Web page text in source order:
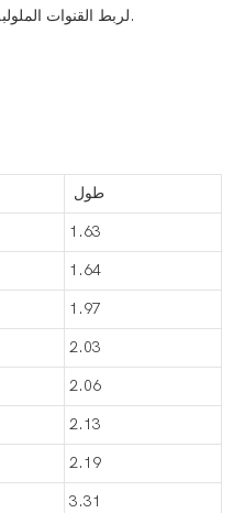
لربط القنوات الملولبة بصناديق التوصيل الكهربائية أو العبوات.
طول
1.63
1.64
1.97
2.03
2.06
2.13
2.19
3.31